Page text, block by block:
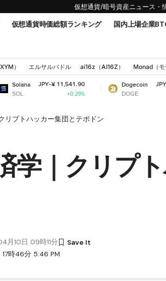
仮想通貨/暗号資産ニュース・
仮想通貨時価総額ランキング 国内上場企業
） エルサルバドル ai16z（AI16Z） Monad（モ
¥ 11,541.90
+0.29%
Dogecoin
DOGE
JPY-¥ 10.96
+0.87%
リプトハッカー集団とテポドン
学｜クリプ
時46分 5:46 PM
月10日 09時11分